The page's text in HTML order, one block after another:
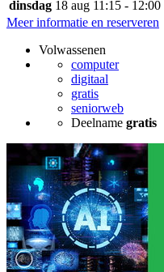
dinsdag 18 aug 11:15 - 12:00
Meer informatie en reserveren
Volwassenen
computer
digitaal
gratis
seniorweb
Deelname gratis